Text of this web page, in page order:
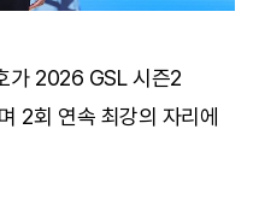
가 2026 GSL 시즌2
2회 연속 최강의 자리에